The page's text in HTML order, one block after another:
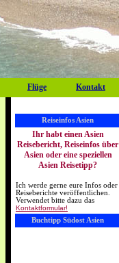
Flüge
Kontakt
Reiseinfos Asien
Ihr habt einen Asien
Reisebericht, Reiseinfos über
Asien oder eine speziellen
Asien Reisetipp?
Ich werde gerne eure Infos oder
Reiseberichte veröffentlichen.
Verwendet bitte dazu das
Kontaktformular!
Buchtipp Südost Asien